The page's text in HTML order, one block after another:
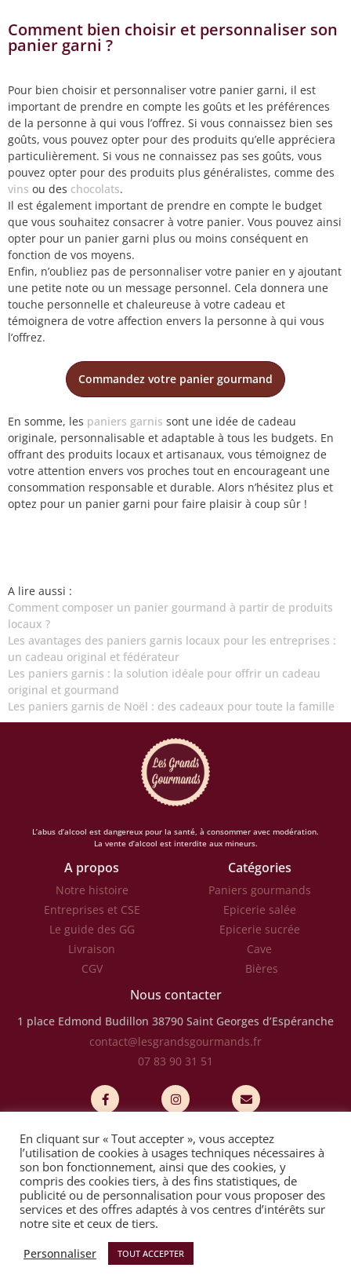
Comment bien choisir et personnaliser son
panier garni ?
Pour bien choisir et personnaliser votre panier garni, il est
important de prendre en compte les goûts et les préférences
de la personne à qui vous l’offrez. Si vous connaissez bien ses
goûts, vous pouvez opter pour des produits qu’elle appréciera
particulièrement. Si vous ne connaissez pas ses goûts, vous
pouvez opter pour des produits plus généralistes, comme des
vins ou des chocolats.
Il est également important de prendre en compte le budget
que vous souhaitez consacrer à votre panier. Vous pouvez ainsi
opter pour un panier garni plus ou moins conséquent en
fonction de vos moyens.
Enfin, n’oubliez pas de personnaliser votre panier en y ajoutant
une petite note ou un message personnel. Cela donnera une
touche personnelle et chaleureuse à votre cadeau et
témoignera de votre affection envers la personne à qui vous
l’offrez.
Commandez votre panier gourmand
En somme, les paniers garnis sont une idée de cadeau
originale, personnalisable et adaptable à tous les budgets. En
offrant des produits locaux et artisanaux, vous témoignez de
votre attention envers vos proches tout en encourageant une
consommation responsable et durable. Alors n’hésitez plus et
optez pour un panier garni pour faire plaisir à coup sûr !
A lire aussi :
Comment composer un panier gourmand à partir de produits
locaux ?
Les avantages des paniers garnis locaux pour les entreprises :
un cadeau original et fédérateur
Les paniers garnis : la solution idéale pour offrir un cadeau
original et gourmand
Les paniers garnis de Noël : des cadeaux pour toute la famille
L’abus d’alcool est dangereux pour la santé, à consommer avec modération.
La vente d’alcool est interdite aux mineurs.
A propos
Notre histoire
Entreprises et CSE
Le guide des GG
Livraison
CGV
Catégories
Paniers gourmands
Epicerie salée
Epicerie sucrée
Cave
Bières
Nous contacter
1 place Edmond Budillon 38790 Saint Georges d’Espéranche
contact@lesgrandsgourmands.fr
07 83 90 31 51
© Tous droits réservés
Les Grands Gourmands
Mentions légales
En cliquant sur « Tout accepter », vous acceptez
l’utilisation de cookies à usages techniques nécessaires à
son bon fonctionnement, ainsi que des cookies, y
compris des cookies tiers, à des fins statistiques, de
publicité ou de personnalisation pour vous proposer des
services et des offres adaptés à vos centres d’intérêts sur
notre site et ceux de tiers.
Personnaliser TOUT ACCEPTER